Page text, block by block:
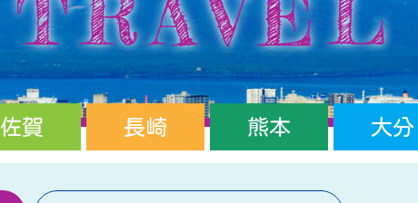
佐賀 長崎 熊本 大分